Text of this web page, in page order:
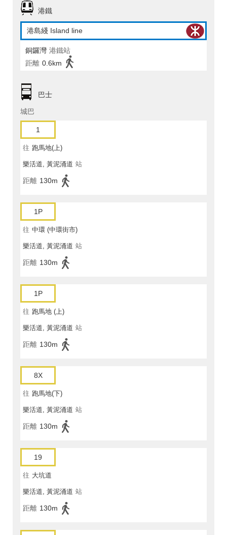
港鐵
港島綫 Island line
銅鑼灣 港鐵站
距離 0.6km
巴士
城巴
1
往 跑馬地(上)
樂活道, 黃泥涌道 站
距離 130m
1P
往 中環 (中環街市)
樂活道, 黃泥涌道 站
距離 130m
1P
往 跑馬地 (上)
樂活道, 黃泥涌道 站
距離 130m
8X
往 跑馬地(下)
樂活道, 黃泥涌道 站
距離 130m
19
往 大坑道
樂活道, 黃泥涌道 站
距離 130m